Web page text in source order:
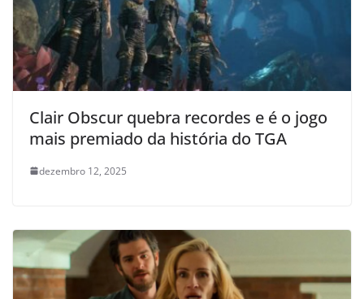
Clair Obscur quebra recordes e é o jogo
mais premiado da história do TGA
dezembro 12, 2025